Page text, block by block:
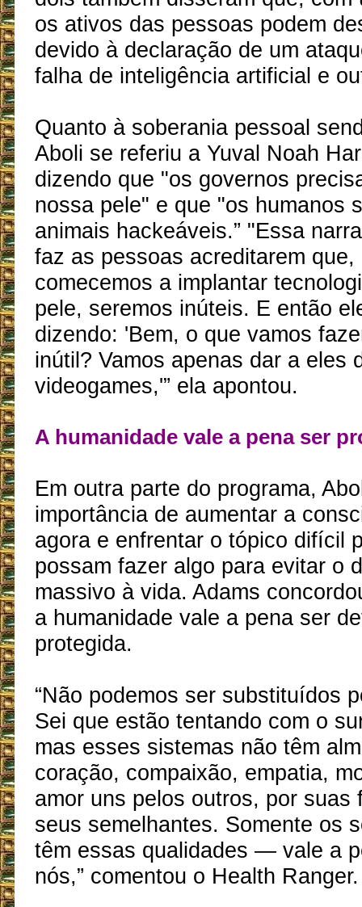
os ativos das pessoas podem
devido à declaração de um
falha de inteligência artificial e
Quanto à soberania pessoal
Aboli se referiu a Yuval Noah
dizendo que "os governos
nossa pele" e que "os humanos
animais hackeáveis.” "Essa
faz as pessoas acreditarem que,
comecemos a implantar
pele, seremos inúteis. E então
dizendo: 'Bem, o que vamos
inútil? Vamos apenas dar a eles
videogames,'” ela apontou.
A humanidade vale a pena ser
Em outra parte do programa,
importância de aumentar a
agora e enfrentar o tópico difícil
possam fazer algo para evitar o
massivo à vida. Adams
a humanidade vale a pena ser
protegida.
“Não podemos ser substituídos
Sei que estão tentando com o
mas esses sistemas não têm
coração, compaixão, empatia,
amor uns pelos outros, por suas
seus semelhantes. Somente os
têm essas qualidades — vale a
nós,” comentou o Health Ranger.